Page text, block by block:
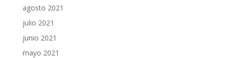
agosto 2021
julio 2021
junio 2021
mayo 2021